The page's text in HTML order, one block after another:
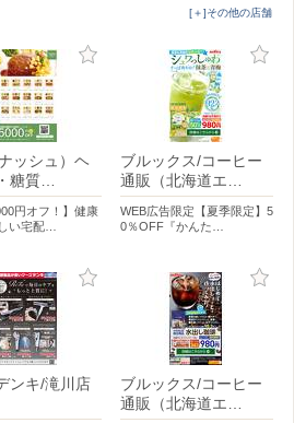
[＋]その他の店舗
ッシュ）ヘ
糖質…
円オフ！】健康
い宅配…
ブルックス/コーヒー
通販（北海道エ…
WEB広告限定【夏季限定】5
0％OFF『かんた…
ンキ/滝川店
ブルックス/コーヒー
通販（北海道エ…